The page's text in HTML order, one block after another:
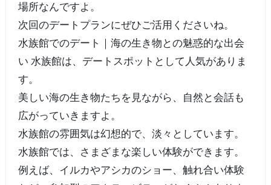
場所なんですよ。
次回のデートプランにぜひご活用くださいね。
水族館でのデート｜海の生き物との魅惑的な出会
い 水族館は、デートスポットとして人気がありま
す。
美しい海の生き物たちを見ながら、自然と会話も
広がっていきますよ。
水族館の雰囲気は幻想的で、淡々としています。
水族館では、さまざまな楽しい体験ができます。
例えば、イルカやアシカのショー、触れ合い体験